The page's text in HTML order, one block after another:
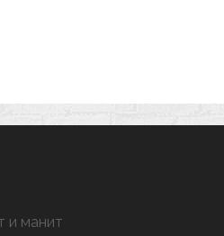
и манит